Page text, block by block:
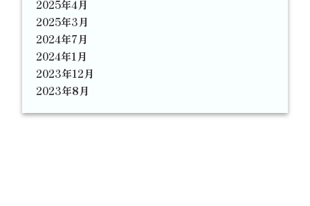
2025年4月
2025年3月
2024年7月
2024年1月
2023年12月
2023年8月